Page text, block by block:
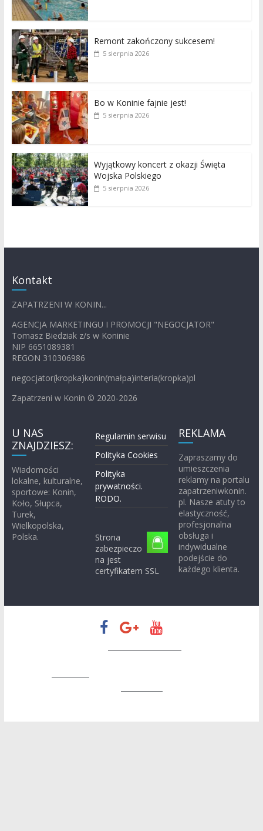
Remont zakończony sukcesem!
5 sierpnia 2026
Bo w Koninie fajnie jest!
5 sierpnia 2026
Wyjątkowy koncert z okazji Święta
Wojska Polskiego
5 sierpnia 2026
Kontakt
ZAPATRZENI W KONIN...
AGENCJA MARKETINGU I PROMOCJI "NEGOCJATOR"
Tomasz Biedziak z/s w Koninie
NIP 6651089381
REGON 310306986
negocjator(kropka)konin(małpa)interia(kropka)pl
Zapatrzeni w Konin © 2020-2026
U NAS
ZNAJDZIESZ:
Wiadomości
lokalne, kulturalne,
sportowe: Konin,
Koło, Słupca,
Turek,
Wielkopolska,
Polska.
Regulamin serwisu
Polityka Cookies
Polityka
prywatności.
RODO.
Strona
zabezpieczo
na jest
certyfikatem SSL
REKLAMA
Zapraszamy do
umieszczenia
reklamy na portalu
zapatrzeniwkonin.
pl. Nasze atuty to
elastyczność,
profesjonalna
obsługa i
indywidualne
podejście do
każdego klienta.